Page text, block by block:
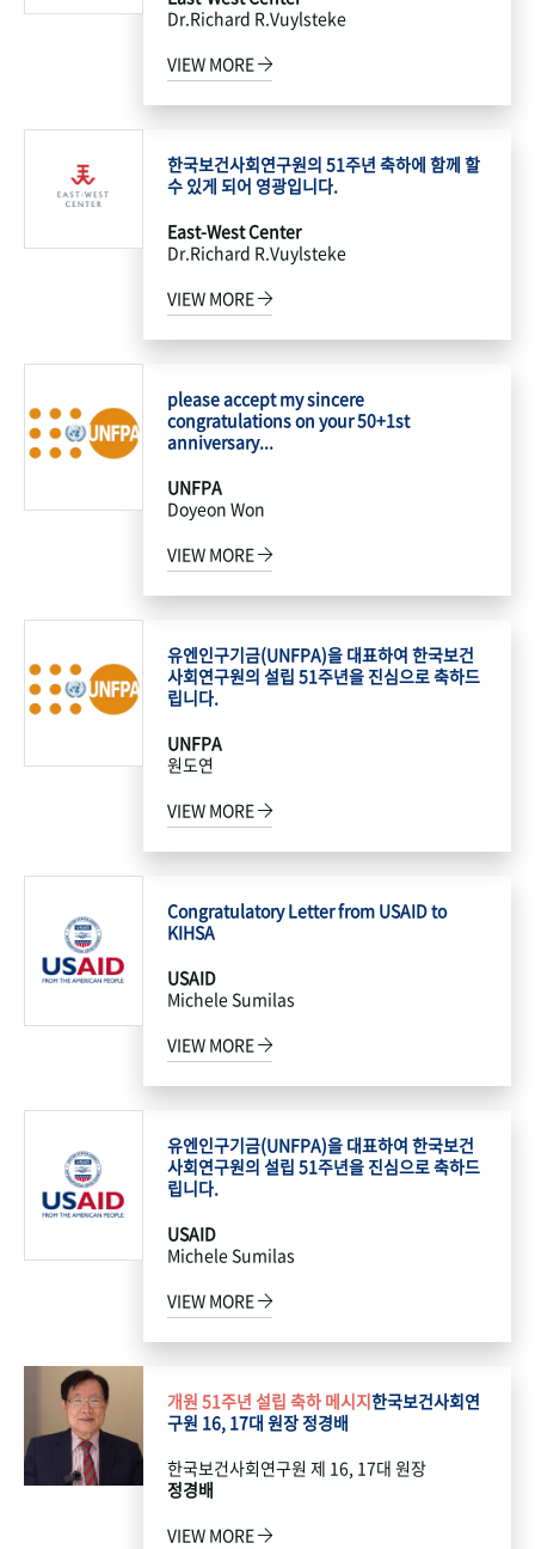
Dr.Richard R.Vuylsteke
VIEW MORE
한국보건사회연구원의 51주년 축하에 함께 할
수 있게 되어 영광입니다.
East-West Center
Dr.Richard R.Vuylsteke
VIEW MORE
please accept my sincere
congratulations on your 50+1st
anniversary...
UNFPA
Doyeon Won
VIEW MORE
유엔인구기금(UNFPA)을 대표하여 한국보건
사회연구원의 설립 51주년을 진심으로 축하드
립니다.
UNFPA
원도연
VIEW MORE
Congratulatory Letter from USAID to
KIHSA
USAID
Michele Sumilas
VIEW MORE
유엔인구기금(UNFPA)을 대표하여 한국보건
사회연구원의 설립 51주년을 진심으로 축하드
립니다.
USAID
Michele Sumilas
VIEW MORE
개원 51주년 설립 축하 메시지한국보건사회연
구원 16, 17대 원장 정경배
한국보건사회연구원 제 16, 17대 원장
정경배
VIEW MORE